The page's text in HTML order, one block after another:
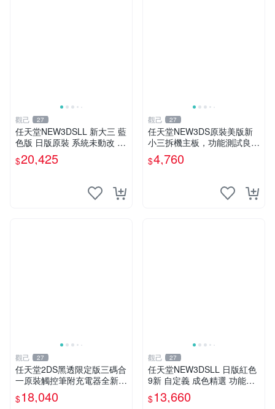
觀己 27
任天堂NEW3DSLL 新大三 藍
色版 日版原裝 系統未動改 功
能齊全 成色佳 整機無損 屏幕
清晰 自帶觸控筆 採用自定義
$20,425
觀己 27
任天堂NEW3DS原裝美版新
小三拆機主板，功能測試良好
成色佳 全新任天堂3DS主機
板 備用板 測試保證 功能正常
$4,760
觀己 27
任天堂2DS黑透限定版三碼合
一原裝觸控筆附充電器全新未
使用功能正常 2DS 黑透版 數
位掌機 測試
$18,040
觀己 27
任天堂NEW3DSLL 日版紅色
9新 自定義 成色精選 功能全
正常 屏幕輕微泛黃 新大三 任
天堂3DSLL 紅色 9成新 功能
$13,660